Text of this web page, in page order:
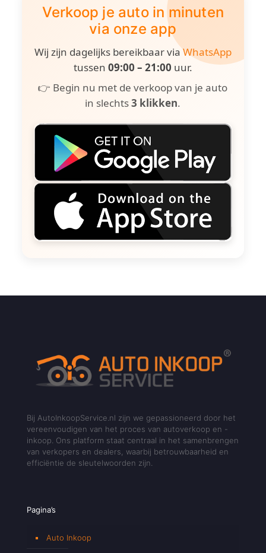
Verkoop je auto in minuten
via onze app
Wij zijn dagelijks bereikbaar viaWhatsApp
tussen 09:00 – 21:00 uur.
👉 Begin nu met de verkoop van je auto
in slechts3 klikken.
Bij AutoInkoopService.nl zijn we gepassioneerd door het
vereenvoudigen van het proces van autoverkoop en -
inkoop. Ons platform staat centraal in het samenbrengen
van verkopers en dealers, waarbij betrouwbaarheid en
efficiëntie de sleutelwoorden zijn.
Pagina’s
Auto Inkoop